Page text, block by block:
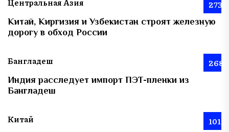
273
Китай, Киргизия и Узбекистан строят железную
дорогу в обход России
Бангладеш 268
Индия расследует импорт ПЭТ-пленки из
Бангладеш
Китай 101